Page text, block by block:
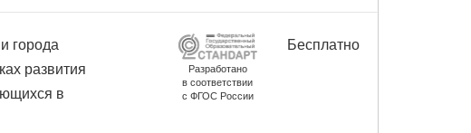
города
развития
в
Разработано
в соответствии
с ФГОС России
Бесплатно